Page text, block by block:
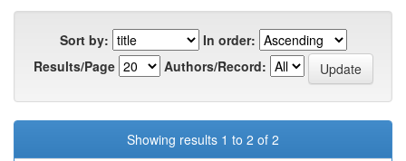
Sort by:
In order:
Results/Page
Authors/Record:
Showing results 1 to 2 of 2